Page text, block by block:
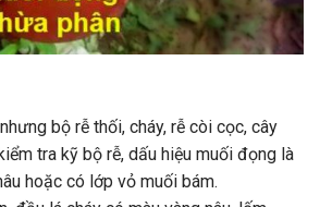
bộ rễ thối, cháy, rễ còi cọc, cây
tra kỹ bộ rễ, dấu hiệu muối đọng là
hoặc có lớp vỏ muối bám.